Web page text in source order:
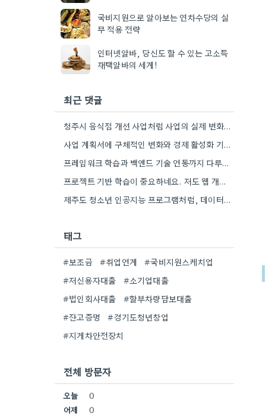
국비지원으로 알아보는 연차수당의 실
무 적용 전략
인터넷알바, 당신도 할 수 있는 고소득
재택알바의 세계!
최근 댓글
청주시 음식점 개선 사업처럼 사업의 실제 변화를 구체적으로 제시하는 것이 중요한 것 같아요. 단순히 돈을…
사업 계획서에 구체적인 변화와 경제 활성화 기여도 제시하는 부분이 중요한 것 같아요. 제가 작년에 비슷한…
프레임워크 학습과 백엔드 기술 연동까지 다루는 곳은 정말 현실적인 것 같아요. 제가 웹 개발 경험을…
프로젝트 기반 학습이 중요하네요. 저도 웹 개발할 때 PBL 경험이 큰 도움이 되었습니다.
제주도 청소년 인공지능 프로그램처럼, 데이터 분석 분야로 관심이 생겨서 오프라인 학원 정보 좀 더 찾아봐야겠네요.
태그
#보조금 #취업연계
#국비지원스케치업
#저신용자대출
#소기업대출
#법인회사대출
#할부차량담보대출
#잔고증명
#경기도청년창업
#지게차안전장치
전체 방문자
오늘
0
어제
0